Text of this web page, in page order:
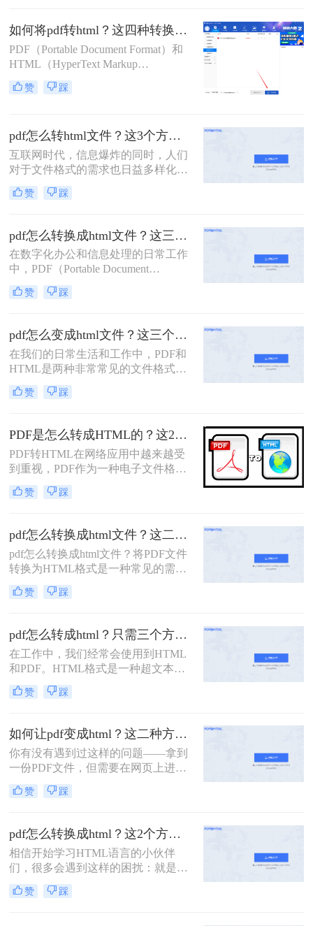
文件呢？本文将介绍三种将PDF文件
转化为网页文件的方法，帮助读者根
据实际需求选择合适的方式。
如何将pdf转html？这四种转换方法试试看看！
PDF（Portable Document Format）和
HTML（HyperText Markup
Language）是两种广泛使用的文件格
式，分别用于文档的存储和网页的展
行更灵活的编辑时，可以采用多种方
法来实现。那么如何将pdf转html呢？
本文将详细介绍几种常见的PDF转
赞 踩
pdf怎么转html文件？这3个方法超实用！
互联网时代，信息爆炸的同时，人们
对于文件格式的需求也日益多样化。
在众多文件格式中，PDF作为一种常
见的电子文档格式，具有较强的可移
下，我们却需要将PDF文件转换为
HTML格式，以适应特定的需求。此
时，掌握pdf怎么转html文件的方法，
将会给我们带来极大的便利。
赞 踩
pdf怎么转换成html文件？这三个转html方法分享给你！
在数字化办公和信息处理的日常工作
中，PDF（Portable Document
Format）因其出色的稳定性和兼容性
成为了广泛使用的文件格式。然而，
HTML（HyperText Markup
Language）格式，以便在网页上展
示、编辑或进行其他形式的处理。那
么pdf怎么转换成html文件呢？本文将
介绍三种将PDF转换为HTML的高效
方法，帮助您轻松实现文件格式的转
赞 踩
pdf怎么变成html文件？这三个转HTML方法分享给你！
在我们的日常生活和工作中，PDF和
HTML是两种非常常见的文件格式。
PDF是一种用于阅读和打印的文档格
式，而HTML是一种用于创建网页的
文件转换为HTML文件，以便在网页
上展示或进行进一步的编辑。本文将
向您介绍pdf怎么变成html文件方法，
帮助您将PDF文件转换为HTML文
件。
赞 踩
PDF是怎么转成HTML的？这2个方法超实用
PDF转HTML在网络应用中越来越受
到重视，PDF作为一种电子文件格式
广泛应用于各种场景，例如在线教
育、电子商务等。但是PDF作为一种
限制，比如不便于搜索引擎索引的问
题。因此，将PDF转换为HTML格式
就显得尤为重要。HTML作为一种开
放标准，在浏览器中的兼容性强，结
构清晰，方便搜索引擎抓取，能很好
地解决PDF在网络应用中的一些问
HTML的吗？下面就为大家分享二种
不错的方法。
赞 踩
pdf怎么转换成html文件？这二个转html方法分享给你！
pdf怎么转换成html文件？将PDF文件
转换为HTML格式是一种常见的需
求，因为HTML文件可以在网页上展
示和分享。以下是两种简便的方法来
事项，帮助您顺利完成转换任务。
赞 踩
pdf怎么转成html？只需三个方法就能轻松搞定！
在工作中，我们经常会使用到HTML
和PDF。HTML格式是一种超文本标
记语言，通常我们所浏览的网页就是
HTML的。而PDF是我们在传输文件
内容、格式以及排版的稳定性。有时
候我们需要将PDF转化为HTML，才
能对它里面的内容进行修改。那你们
知道pdf怎么转成html吗？下面就为大
家分享三种转换方法。
赞 踩
如何让pdf变成html？这二种方法值得尝试一下！
你有没有遇到过这样的问题——拿到
一份PDF文件，但需要在网页上进行
展示，不知道怎么操作。现在我找到
了一种解决方法——将PDF转换成
很复杂？但其实很简单！只需要几个
步骤，我们就可以轻松地把PDF文件
转换成HTML格式，然后在网页上展
示。
赞 踩
pdf怎么转换成html？这2个方法超实用！
相信开始学习HTML语言的小伙伴
们，很多会遇到这样的困扰：就是我
们在网站上下载的模板很多都是PDF
格式。因为PDF能够确保文件的内
赞 踩